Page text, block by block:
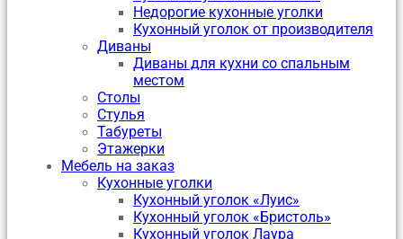
Недорогие кухонные уголки
Кухонный уголок от производителя
Диваны
Диваны для кухни со спальным
местом
Столы
Стулья
Табуреты
Этажерки
Мебель на заказ
Кухонные уголки
Кухонный уголок «Луис»
Кухонный уголок «Бристоль»
Кухонный уголок Лаура